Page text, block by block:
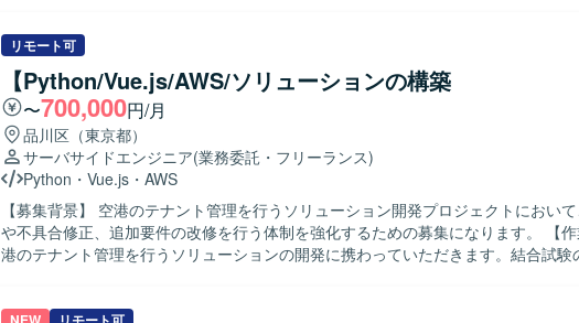
レッドシートのレポート枠作成と調整、予算超過アラートなど各種ツールの作成、
ルのダッシュボード作成、外部クライアントへのデータ送信などを行っていただきま
める人物像】 広告配信データの特性を理解しながら、自動化や効率化の観点で主
案ができる方を求めております。また、関係者とのコミュニケーションを通じて要
し、着実に開発・運用までやりきる姿勢をお持ちの方が望ましいです。 【ポジションの魅力】
大規模な広告配信データを扱いながら、レポート自動化やツール開発を通じて業務
体の効率化に貢献できるポジションです。データ基盤からレポーティングまで一連
わることで、データエンジニアリングやアナリティクスの知見を広く深めていただ
【開発環境】 言語はPythonとSQLを中心に、一部でGoogleAppScriptを使用いた
フラおよびDBにはAWS（EC2、S3、Athena）を利用し、JenkinsやRedash、Git
Studio Codeなどのツールを用いて開発・運用を行っております。
リモート可
【Python/Vue.js/AWS/ソリューションの構築
〜700,000円/月
品川区（東京都）
サーバサイドエンジニア(業務委託・フリーランス)
Python ・ Vue.js ・ AWS
【募集背景】 空港のテナント管理を行うソリューション開発プロジェクトにおい
や不具合修正、追加要件の改修を行う体制を強化するための募集になります。 【作業内容】 空
港のテナント管理を行うソリューションの開発に携わっていただきます。結合試験